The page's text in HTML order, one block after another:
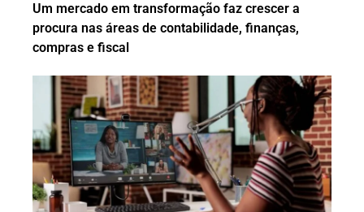
Um mercado em transformação faz crescer a
procura nas áreas de contabilidade, finanças,
compras e fiscal